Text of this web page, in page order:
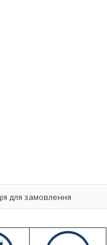
для замовлення